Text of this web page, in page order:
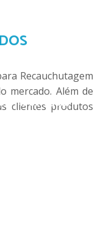
GIZ BRANCO GRANDE
DE CABEÇA C/
(SGT-8502)
Recauchutagem
mercado. Além de
clientes produtos